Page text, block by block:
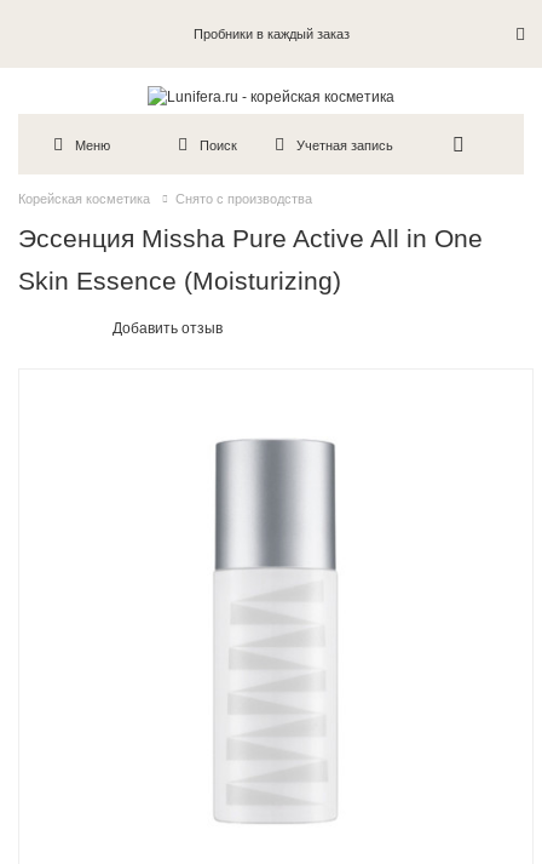
Пробники в каждый заказ
Меню Поиск Учетная запись
Корейская косметика Снято с производства
Эссенция Missha Pure Active All in One
Skin Essence (Moisturizing)
Добавить отзыв